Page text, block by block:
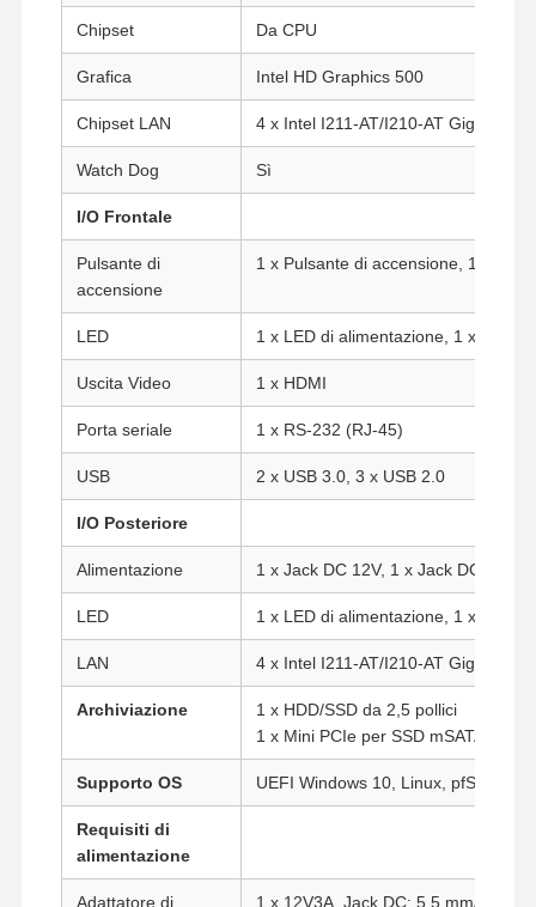
Casa
Chipset Da CPU
Grafica Intel HD Graphics 500
Chipset LAN 4 x Intel I211-AT/I210-AT Gigabit
Watch Dog Sì
I/O Frontale
Pulsante di
accensione
1 x Pulsante di accensione, 1 x
LED 1 x LED di alimentazione, 1 x LED
Uscita Video 1 x HDMI
Porta seriale 1 x RS-232 (RJ-45)
USB 2 x USB 3.0, 3 x USB 2.0
I/O Posteriore
Alimentazione 1 x Jack DC 12V, 1 x Jack DC 48V
LED 1 x LED di alimentazione, 1 x LED
LAN 4 x Intel I211-AT/I210-AT Gigabit
Archiviazione
1 x HDD/SSD da 2,5 pollici
1 x Mini PCIe per SSD mSATA
Supporto OS UEFI Windows 10, Linux, pfSense,
Requisiti di
alimentazione
Adattatore di 1 x 12V3A, Jack DC: 5,5 mm/2,5 mm